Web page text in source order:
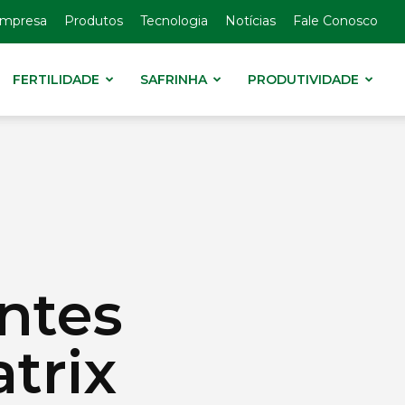
Produtos Tecnologia Notícias Fale Conosco
FERTILIDADE SAFRINHA PRODUTIVIDADE